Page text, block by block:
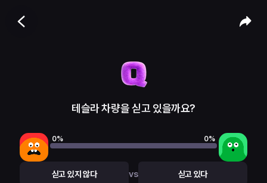
테슬라 차량을 싣고 있을까요?
0% 0%
싣고 있지 않다 vs 싣고 있다